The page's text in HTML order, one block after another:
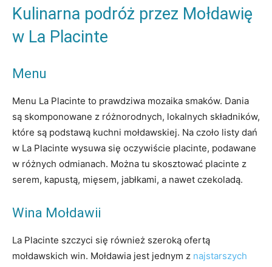
Kulinarna podróż przez Mołdawię
w La Placinte
Menu
Menu La Placinte to prawdziwa mozaika smaków. Dania
są skomponowane z różnorodnych, lokalnych składników,
które są podstawą kuchni mołdawskiej. Na czoło listy dań
w La Placinte wysuwa się oczywiście placinte, podawane
w różnych odmianach. Można tu skosztować placinte z
serem, kapustą, mięsem, jabłkami, a nawet czekoladą.
Wina Mołdawii
La Placinte szczyci się również szeroką ofertą
mołdawskich win. Mołdawia jest jednym z najstarszych